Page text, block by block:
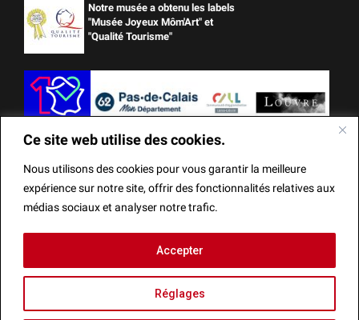
Ce site web utilise des cookies.
Nous utilisons des cookies pour vous garantir la meilleure
expérience sur notre site, offrir des fonctionnalités relatives aux
médias sociaux et analyser notre trafic.
Réglages
Accepter
Notre musée a obtenu les labels
"Musée Joyeux Môm'Art" et
"Qualité Tourisme"
Mentions LégalesActes administratifs
Ce site web utilise des cookies.
Nous utilisons des cookies pour vous garantir la meilleure
expérience sur notre site, offrir des fonctionnalités relatives
aux médias sociaux et analyser notre trafic.